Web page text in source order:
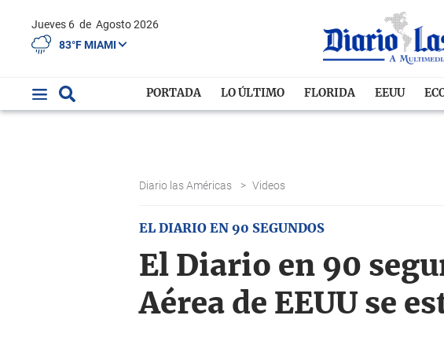
Jueves 6 de Agosto 2026
83°F MIAMI
PORTADA LO ÚLTIMO FLORIDA EEUU
Diario las Américas > Videos
EL DIARIO EN 90 SEGUNDOS
El Diario en 90
Aérea de EEUU se